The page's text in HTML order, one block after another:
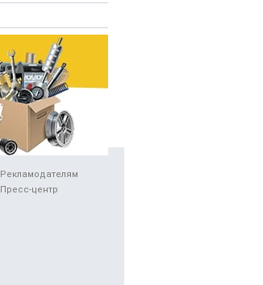
Рекламодателям
Пресс-центр